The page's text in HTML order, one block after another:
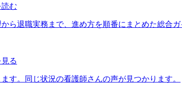
む
ら退職実務まで、進め方を順番にまとめた総合ガ
る
す。同じ状況の看護師さんの声が見つかります。